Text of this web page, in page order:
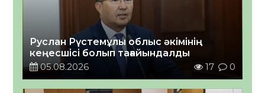
Руслан Рүстемұлы облыс әкімінің
кеңесшісі болып тағайындалды
05.08.2026
17 0